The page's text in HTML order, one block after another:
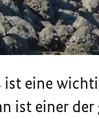
eine
ist einer